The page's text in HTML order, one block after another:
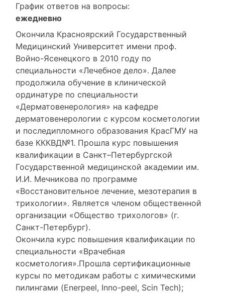
График ответов на вопросы:
ежедневно
Окончила Красноярский Государственный
Медицинский Университет имени проф.
Войно-Ясенецкого в 2010 году по
специальности «Лечебное дело». Далее
продолжила обучение в клинической
ординатуре по специальности
«Дерматовенерология» на кафедре
дерматовенерологии с курсом косметологии
и последипломного образования КрасГМУ на
базе КККВД№1. Прошла курс повышения
квалификации в Санкт–Петербургской
Государственной медицинской академии им.
И.И. Мечникова по программе
«Восстановительное лечение, мезотерапия в
трихологии». Является членом общественной
организации «Общество трихологов» (г.
Санкт-Петербург).
Окончила курс повышения квалификации по
специальности «Врачебная
косметология».Прошла сертификационные
курсы по методикам работы с химическими
пилингами (Enerpeel, Inno-peel, Scin Tech);